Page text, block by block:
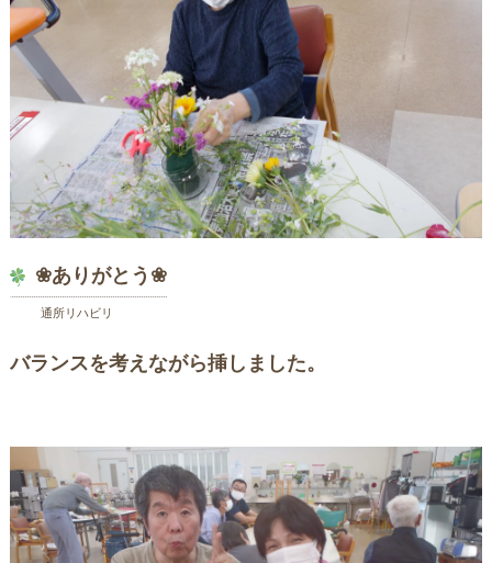
❀ありがとう❀
通所リハビリ
バランスを考えながら挿しました。